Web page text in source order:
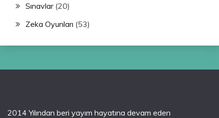
Sınavlar(20)
Zeka Oyunları (53)
2014 Yılından beri yayım hayatına devam eden